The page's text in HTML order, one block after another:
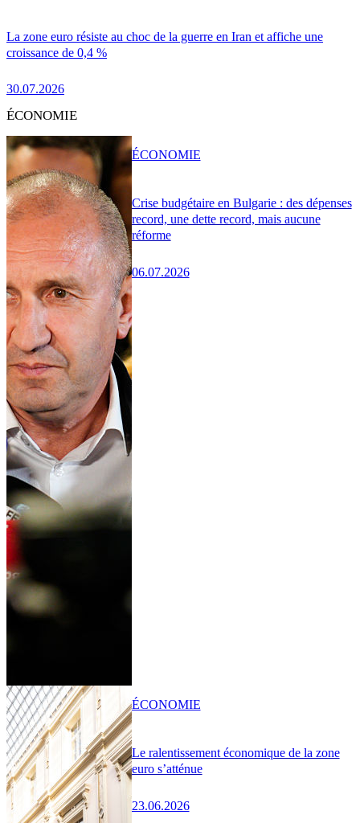
La zone euro résiste au choc de la guerre en Iran et affiche une
croissance de 0,4 %
30.07.2026
ÉCONOMIE
Crise budgétaire en Bulgarie : des dépenses
record, une dette record, mais aucune
réforme
06.07.2026
ÉCONOMIE
Le ralentissement économique de la zone
euro s’atténue
23.06.2026
ÉCONOMIE